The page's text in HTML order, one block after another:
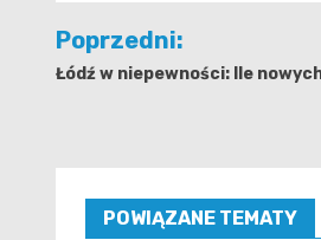
Nawigacja
wpisu
Poprzedni:
Łódź w niepewności: Ile
POWIĄZANE TEMATY